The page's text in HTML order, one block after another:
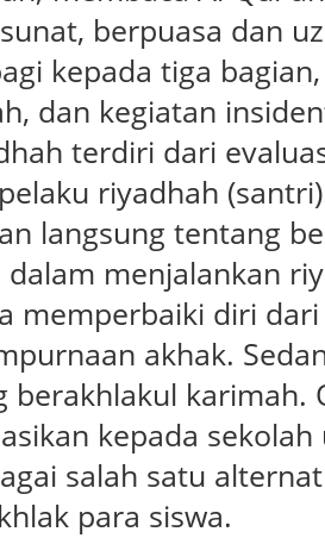
berpuasa dan
kepada tiga
dan kegiatan
terdiri dari
riyadhah
langsung tentang
menjalankan
memperbaiki diri
akhak.
berakhlakul karimah.
kepada
salah satu
para siswa.